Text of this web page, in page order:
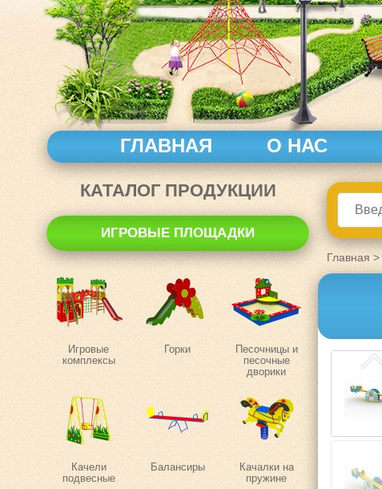
ГЛАВНАЯ О НАС
КАТАЛОГ ПРОДУКЦИИ
ИГРОВЫЕ ПЛОЩАДКИ
Игровые
комплексы
Горки
Песочницы и
песочные
дворики
Качели
подвесные
Балансиры
Качалки на
пружине
Главная >